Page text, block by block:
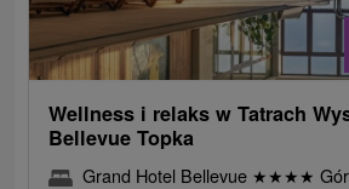
Wellness i relaks w Tatrach
Bellevue Topka
Grand Hotel Bellevue ★★★★